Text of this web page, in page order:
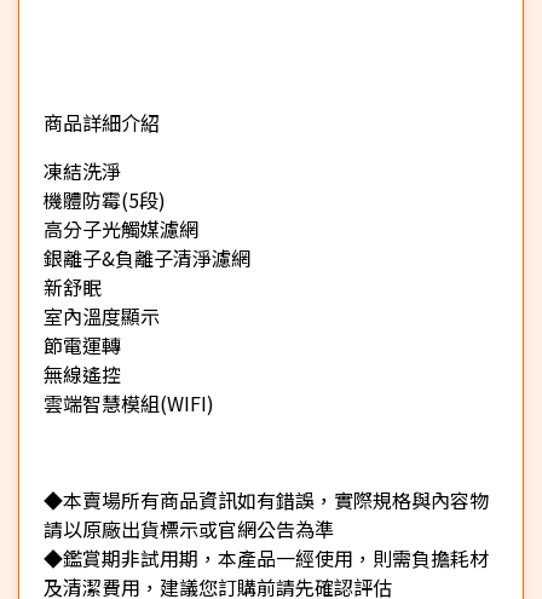
商品詳細介紹
凍結洗淨
機體防霉(5段)
高分子光觸媒濾網
銀離子&負離子清淨濾網
新舒眠
室內溫度顯示
節電運轉
無線遙控
雲端智慧模組(WIFI)
◆本賣場所有商品資訊如有錯誤，實際規格與內容物
請以原廠出貨標示或官網公告為準
◆鑑賞期非試用期，本產品一經使用，則需負擔耗材
及清潔費用，建議您訂購前請先確認評估